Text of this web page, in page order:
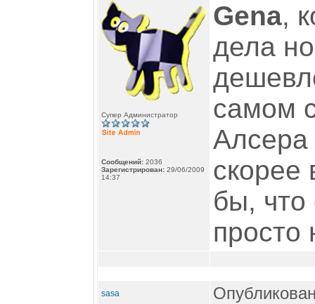
Супер Администратор
Сообщений: 2036
Зарегистрирован: 29/06/2009
14:37
Gena,
дела
самом
Алсера
скорее
бы, что
просто
sasa